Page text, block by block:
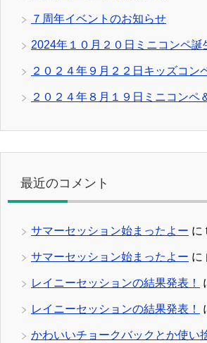
７周年イベントのお知らせ
2024年１０月２０日ミニコンペ誕
２０２４年９月２２日キッズコン
２０２４年８月１９日ミニコンペ
最近のコメント
サマーセッション始まったよー に
サマーセッション始まったよー に
レイニーセッションの結果発表！
レイニーセッションの結果発表！
かわいいチョークバックとか使い